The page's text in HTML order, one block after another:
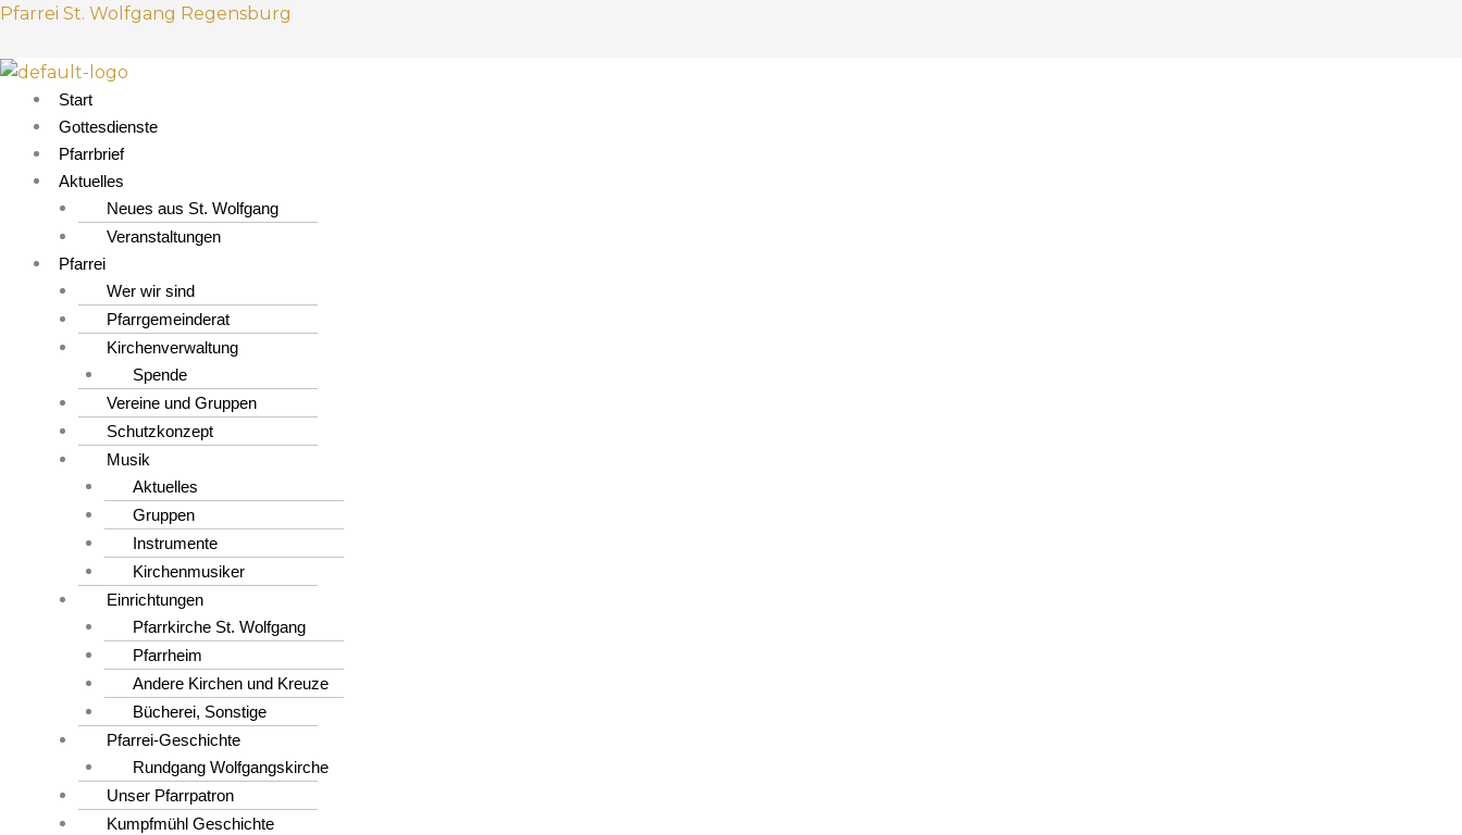
Z
m
Pfarrei St. Wolfgang Regensburg
M
n
Start
Gottesdienste
Pfarrbrief
Aktuelles
Neues aus St. Wolfgang
Veranstaltungen
Pfarrei
Wer wir sind
Pfarrgemeinderat
Kirchenverwaltung
Spende
Vereine und Gruppen
Schutzkonzept
Musik
Aktuelles
Gruppen
Instrumente
Kirchenmusiker
Einrichtungen
Pfarrkirche St. Wolfgang
Pfarrheim
Andere Kirchen und Kreuze
Bücherei, Sonstige
Pfarrei-Geschichte
Rundgang Wolfgangskirche
Unser Pfarrpatron
Kumpfmühl Geschichte